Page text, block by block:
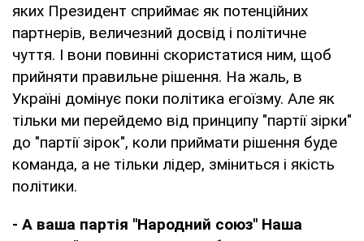
яких Президент сприймає як потенційних
партнерів, величезний досвід і політичне
чуття. І вони повинні скористатися ним, щоб
прийняти правильне рішення. На жаль, в
Україні домінує поки політика егоїзму. Але як
тільки ми перейдемо від принципу "партії зірки"
до "партії зірок", коли приймати рішення буде
команда, а не тільки лідер, зміниться і якість
політики.
- А ваша партія "Народний союз" Наша